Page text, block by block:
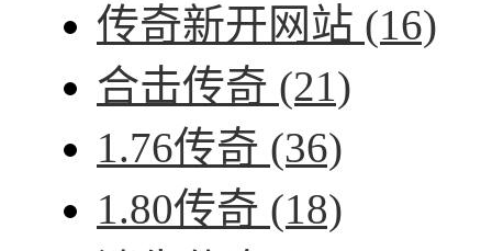
传奇新开网站 (16)
合击传奇 (21)
1.76传奇 (36)
1.80传奇 (18)